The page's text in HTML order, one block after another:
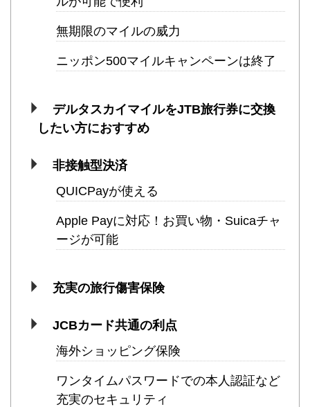
無期限のマイルの威力
ニッポン500マイルキャンペーンは終了
デルタスカイマイルをJTB旅行券に交換
したい方におすすめ
非接触型決済
QUICPayが使える
Apple Payに対応！お買い物・Suicaチャ
ージが可能
充実の旅行傷害保険
JCBカード共通の利点
海外ショッピング保険
ワンタイムパスワードでの本人認証など
充実のセキュリティ